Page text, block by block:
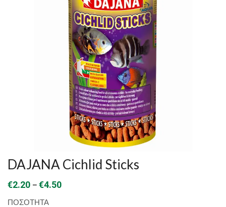
DAJANA Cichlid Sticks
€2.20 –€4.50Price
ΠΟΣΟΤΗΤΑ